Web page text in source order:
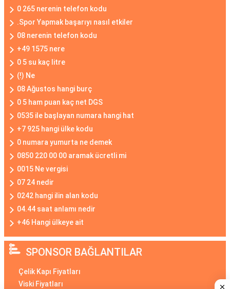
0 265 nerenin telefon kodu
.Spor Yapmak başarıyı nasıl etkiler
08 nerenin telefon kodu
+49 1575 nere
0 5 su kaç litre
(!) Ne
08 Ağustos hangi burç
0 5 ham puan kaç net DGS
0535 ile başlayan numara hangi hat
+7 925 hangi ülke kodu
0 numara yumurta ne demek
0850 220 00 00 aramak ücretli mi
0015 Ne vergisi
07 24 nedir
0242 hangi ilin alan kodu
04.44 saat anlamı nedir
+46 Hangi ülkeye ait
SPONSOR BAĞLANTILAR
Çelik Kapı Fiyatları
Viski Fiyatları